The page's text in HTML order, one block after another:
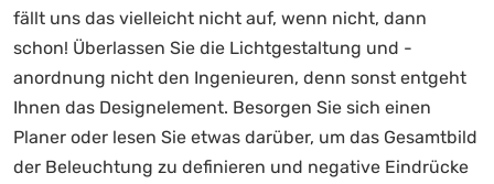
fällt uns das vielleicht nicht auf, wenn nicht, dann
schon! Überlassen Sie die Lichtgestaltung und -
anordnung nicht den Ingenieuren, denn sonst entgeht
Ihnen das Designelement. Besorgen Sie sich einen
Planer oder lesen Sie etwas darüber, um das Gesamtbild
der Beleuchtung zu definieren und negative Eindrücke